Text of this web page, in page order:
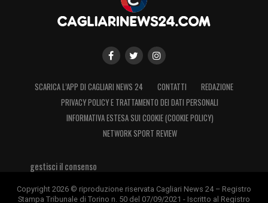
SCARICA L’APP DI CAGLIARI NEWS 24 CONTATTI
REDAZIONE
PRIVACY POLICY E TRATTAMENTO DEI DATI PERSONALI
INFORMATIVA ESTESA SUI COOKIE (COOKIE POLICY)
NETWORK SPORT REVIEW
gestisci il consenso
Copyright 2026 © riproduzione riservata Cagliari News 24 – Registro
Stampa Tribunale di Torino n. 50 del 07/09/2021 - Iscritto al Registro